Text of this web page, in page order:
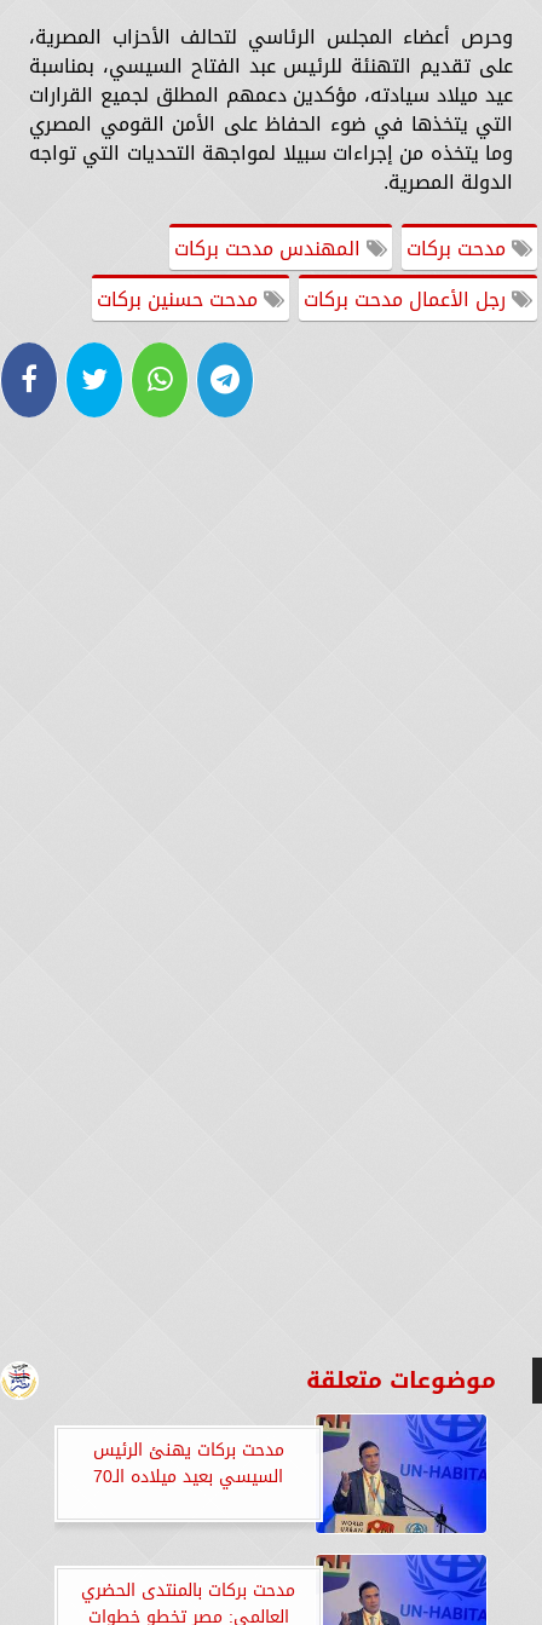
وحرص أعضاء المجلس الرئاسي لتحالف الأحزاب المصرية،
على تقديم التهنئة للرئيس عبد الفتاح السيسي، بمناسبة
عيد ميلاد سيادته، مؤكدين دعمهم المطلق لجميع القرارات
التي يتخذها في ضوء الحفاظ على الأمن القومي المصري
وما يتخذه من إجراءات سبيلا لمواجهة التحديات التي تواجه
الدولة المصرية.
مدحت بركات
المهندس مدحت بركات
رجل الأعمال مدحت بركات
مدحت حسنين بركات
موضوعات متعلقة
مدحت بركات يهنئ الرئيس
السيسي بعيد ميلاده الـ70
مدحت بركات بالمنتدى الحضري
العالمي: مصر تخطو خطوات